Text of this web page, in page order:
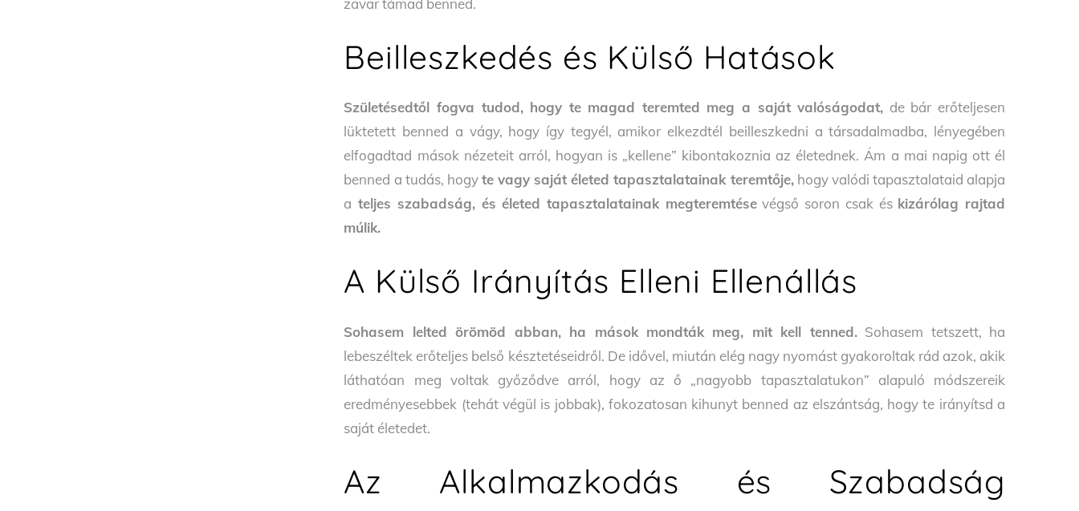
Beilleszkedés és Külső Hatások
Születésedtől fogva tudod, hogy te magad teremted meg a saját valóságodat, de bár erőteljesen
lüktetett benned a vágy, hogy így tegyél, amikor elkezdtél beilleszkedni a társadalmadba, lényegében
elfogadtad mások nézeteit arról, hogyan is „kellene” kibontakoznia az életednek. Ám a mai napig ott él
benned a tudás, hogyte vagy saját életed tapasztalatainak teremtője,hogy valódi tapasztalataid alapja
a teljes szabadság, és életed tapasztalatainak megteremtésevégső soron csak és kizárólag rajtad
múlik.
A Külső Irányítás Elleni Ellenállás
Sohasem lelted örömöd abban, ha mások mondták meg, mit kell tenned.Sohasem tetszett, ha
lebeszéltek erőteljes belső késztetéseidről. De idővel, miután elég nagy nyomást gyakoroltak rád azok, akik
láthatóan meg voltak győződve arról, hogy az ő „nagyobb tapasztalatukon” alapuló módszereik
eredményesebbek (tehát végül is jobbak), fokozatosan kihunyt benned az elszántság, hogy te irányítsd a
saját életedet.
Az Alkalmazkodás és Szabadság